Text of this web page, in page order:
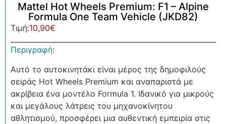
Mattel Hot Wheels Premium: F1 – Alpine
Formula One Team Vehicle (JKD82)
Τιμή:10,90€
Περιγραφή:
Αυτό το αυτοκινητάκι είναι μέρος της δημοφιλούς
σειράς Hot Wheels Premium και αναπαριστά με
ακρίβεια ένα μοντέλο Formula 1. Ιδανικό για μικρούς
και μεγάλους λάτρεις του μηχανοκίνητου
αθλητισμού, προσφέρει μια αυθεντική εμπειρία στις